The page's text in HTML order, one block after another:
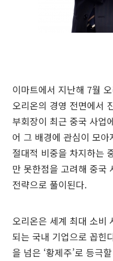
이마트에서 지난해 7월
오리온의 경영 전면에서
부회장이 최근 중국 사업
어 그 배경에 관심이 모
절대적 비중을 차지하는
만 못한점을 고려해 중국
전략으로 풀이된다.
오리온은 세계 최대 소비
되는 국내 기업으로 꼽힌
을 넘은 ‘황제주’로 등극